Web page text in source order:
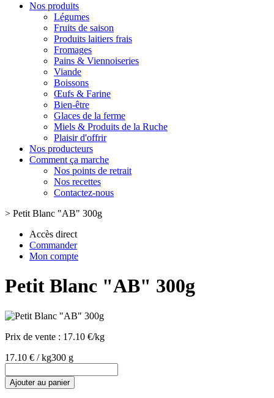
Nos produits
Légumes
Fruits de saison
Produits laitiers frais
Fromages
Pains & Viennoiseries
Viande
Boissons
Œufs & Farine
Bien-être
Glaces de la ferme
Miels & Produits de la Ruche
Plaisir d'offrir
Nos producteurs
Comment ça marche
Nos points de retrait
Nos recettes
Contactez-nous
> Petit Blanc "AB" 300g
Accès direct
Commander
Mon compte
Petit Blanc "AB" 300g
Prix de vente : 17.10 €/kg
17.10 € / kg300 g
Ajouter au panier